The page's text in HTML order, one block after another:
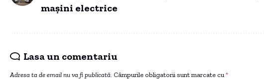
mașini electrice
Lasa un comentariu
Adresa ta de email nu va fi publicată. Câmpurile obligatorii sunt marcate cu *